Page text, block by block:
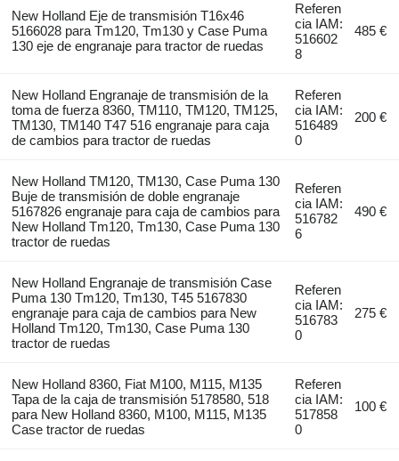
New Holland Eje de transmisión T16x46
5166028 para Tm120, Tm130 y Case Puma
130 eje de engranaje para tractor de ruedas
Referen
cia IAM:
516602
8
485 €
New Holland Engranaje de transmisión de la
toma de fuerza 8360, TM110, TM120, TM125,
TM130, TM140 T47 516 engranaje para caja
de cambios para tractor de ruedas
Referen
cia IAM:
516489
0
200 €
New Holland TM120, TM130, Case Puma 130
Buje de transmisión de doble engranaje
5167826 engranaje para caja de cambios para
New Holland Tm120, Tm130, Case Puma 130
tractor de ruedas
Referen
cia IAM:
516782
6
490 €
New Holland Engranaje de transmisión Case
Puma 130 Tm120, Tm130, T45 5167830
engranaje para caja de cambios para New
Holland Tm120, Tm130, Case Puma 130
tractor de ruedas
Referen
cia IAM:
516783
0
275 €
New Holland 8360, Fiat M100, M115, M135
Tapa de la caja de transmisión 5178580, 518
para New Holland 8360, M100, M115, M135
Case tractor de ruedas
Referen
cia IAM:
517858
0
100 €